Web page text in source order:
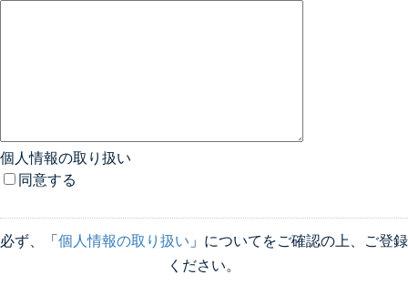
個人情報の取り扱い
同意する
必ず、「個人情報の取り扱い 」についてをご確認の上、ご登録
ください。